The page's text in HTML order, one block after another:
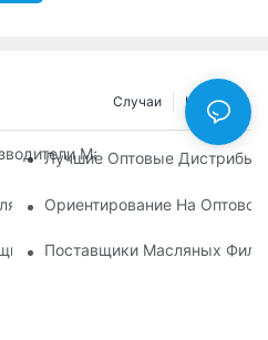
Новости
Случаи
Масляных Фильтров:
Лучшие Оптовые
Фильтра Для Вашей
Ориентирование На
Производители Масляных
Поставщики Масляных